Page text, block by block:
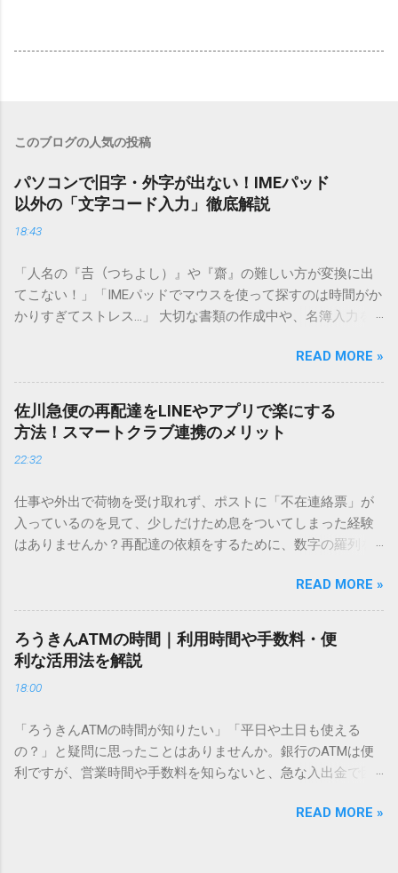
このブログの人気の投稿
パソコンで旧字・外字が出ない！IMEパッド
以外の「文字コード入力」徹底解説
18:43
「人名の『𠮷（つちよし）』や『齋』の難しい方が変換に出
てこない！」「IMEパッドでマウスを使って探すのは時間がか
かりすぎてストレス…」 大切な書類の作成中や、名簿入力を
てしまいますよね。多くの人が「IMEパッド（手書き入力）」
を使いますが、実はマウスで一画ずつ書くのは非効率です
し、似た漢字が多すぎて結局見つからないことも少なくあり
ません。 そこで今回は、IMEパッドを使わずに、特定のコー
ドを打ち込むだけで一瞬で旧字や外字、特殊記号を呼び出す
「文字コード入力」のテクニックを詳しく解説します。 この
必要はありません。 1. なぜ「変換」しても旧字・外字が出て
こないのか？ そもそも、なぜ普通の変換で出てこない漢字が
あるのでしょうか。その理由は、パソコンが文字を認識する
は、JIS規格（日本産業規格）によって「第1水準」「第2水
準」といった形で整理されています。しかし、人名や地名に
使われる非常に古い漢字（旧字）や、特定の組織だけで作ら
れた「外字」は、この一般的な変換リストに含まれていない
ン上のすべての文字には、いわば「住所」のような番号が割
り振られています。変換候補に出ない文字でも、この住所
（コード）を直接指定すれば、確実に呼び出すことができる
のです。 2. Windows標準機能！文字コードで漢字を出す「16
進数入力」 最も汎用性が高く、特別なソフトも不要なのが
READ MORE »
佐川急便の再配達をLINEやアプリで楽にする
方法！スマートクラブ連携のメリット
22:32
仕事や外出で荷物を受け取れず、ポストに「不在連絡票」が
入っているのを見て、少しだけため息をついてしまった経験
はありませんか？再配達の依頼をするために、数字の羅列を
ことに申し訳なさを感じたりすることもあるかもしれませ
ん。 「もっとスムーズに、自分のタイミングで受け取りた
い」 「わざわざ電話をかけずに、スマホ一つで完結させた
い」 そんな願いを叶えてくれるのが、佐川急便の会員制サー
ビス「スマートクラブ」と、LINEや公式アプリの連携です。
これらを活用するだけで、再配達のストレスは驚くほど軽く
受け取り術と、連携による具体的なメリットを徹底解説しま
す。 佐川急便の再配達が劇的に変わる「スマートクラブ」と
は？ まず押さえておきたいのが、佐川急便の個人向け無料会
況をリアルタイムで管理するための基盤となるサービスで
READ MORE »
ろうきんATMの時間｜利用時間や手数料・便
利な活用法を解説
18:00
「ろうきんATMの時間が知りたい」「平日や土日も使える
の？」と疑問に思ったことはありませんか。銀行のATMは便
利ですが、営業時間や手数料を知らないと、急な入出金で困
ATM営業時間や利用の注意点、便利な活用法 を詳しく解説し
READ MORE »